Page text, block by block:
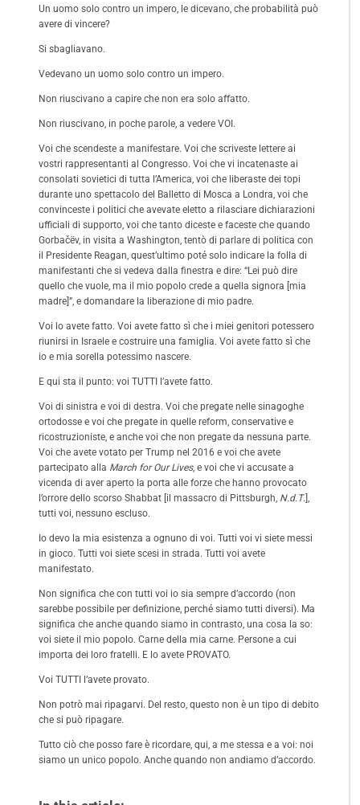
Un uomo solo contro un impero, le dicevano, che probabilità può
avere di vincere?
Si sbagliavano.
Vedevano un uomo solo contro un impero.
Non riuscivano a capire che non era solo affatto.
Non riuscivano, in poche parole, a vedere VOI.
Voi che scendeste a manifestare. Voi che scriveste lettere ai
vostri rappresentanti al Congresso. Voi che vi incatenaste ai
consolati sovietici di tutta l’America, voi che liberaste dei topi
durante uno spettacolo del Balletto di Mosca a Londra, voi che
convinceste i politici che avevate eletto a rilasciare dichiarazioni
ufficiali di supporto, voi che tanto diceste e faceste che quando
Gorbačëv, in visita a Washington, tentò di parlare di politica con
il Presidente Reagan, quest’ultimo poté solo indicare la folla di
manifestanti che si vedeva dalla finestra e dire: “Lei può dire
quello che vuole, ma il mio popolo crede a quella signora [mia
madre]”, e domandare la liberazione di mio padre.
Voi lo avete fatto. Voi avete fatto sì che i miei genitori potessero
riunirsi in Israele e costruire una famiglia. Voi avete fatto sì che
io e mia sorella potessimo nascere.
E qui sta il punto: voi TUTTI l’avete fatto.
Voi di sinistra e voi di destra. Voi che pregate nelle sinagoghe
ortodosse e voi che pregate in quelle reform, conservative e
ricostruzioniste, e anche voi che non pregate da nessuna parte.
Voi che avete votato per Trump nel 2016 e voi che avete
partecipato alla March for Our Lives, e voi che vi accusate a
vicenda di aver aperto la porta alle forze che hanno provocato
l’orrore dello scorso Shabbat [il massacro di Pittsburgh, N.d.T.],
tutti voi, nessuno escluso.
Io devo la mia esistenza a ognuno di voi. Tutti voi vi siete messi
in gioco. Tutti voi siete scesi in strada. Tutti voi avete
manifestato.
Non significa che con tutti voi io sia sempre d’accordo (non
sarebbe possibile per definizione, perché siamo tutti diversi). Ma
significa che anche quando siamo in contrasto, una cosa la so:
voi siete il mio popolo. Carne della mia carne. Persone a cui
importa dei loro fratelli. E lo avete PROVATO.
Voi TUTTI l’avete provato.
Non potrò mai ripagarvi. Del resto, questo non è un tipo di debito
che si può ripagare.
Tutto ciò che posso fare è ricordare, qui, a me stessa e a voi: noi
siamo un unico popolo. Anche quando non andiamo d’accordo.